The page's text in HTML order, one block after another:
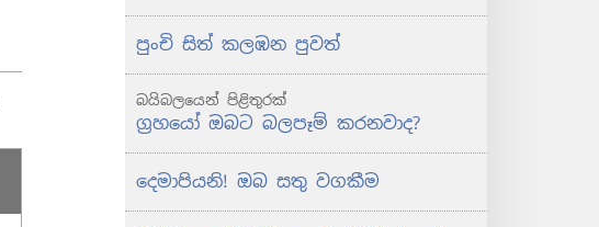
පුංචි සිත් කලඹන පුවත්
බයිබලයෙන් පිළිතුරක්
ග්‍රහයෝ ඔබට බලපෑම් කරනවාද?
දෙමාපියනි! ඔබ සතු වගකීම